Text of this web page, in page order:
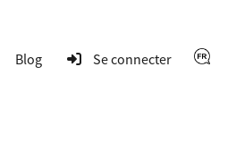
Blog Se connecter